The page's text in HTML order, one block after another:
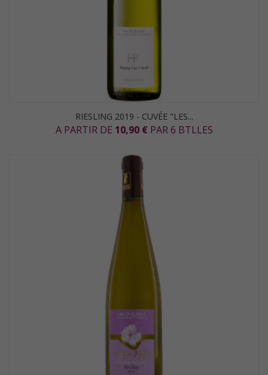
RIESLING 2019 - CUVÉE "LES...
A PARTIR DE 10,90 € PAR 6 BTLLES